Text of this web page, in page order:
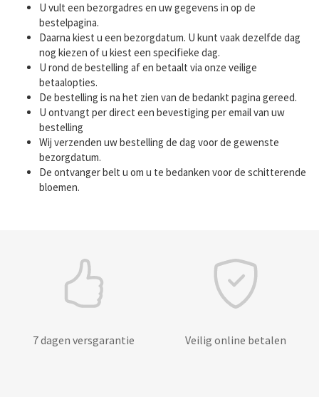
U vult een bezorgadres en uw gegevens in op de
bestelpagina.
Daarna kiest u een bezorgdatum. U kunt vaak dezelfde dag
nog kiezen of u kiest een specifieke dag.
U rond de bestelling af en betaalt via onze veilige
betaalopties.
De bestelling is na het zien van de bedankt pagina gereed.
U ontvangt per direct een bevestiging per email van uw
bestelling
Wij verzenden uw bestelling de dag voor de gewenste
bezorgdatum.
De ontvanger belt u om u te bedanken voor de schitterende
bloemen.
7 dagen versgarantie Veilig online betalen